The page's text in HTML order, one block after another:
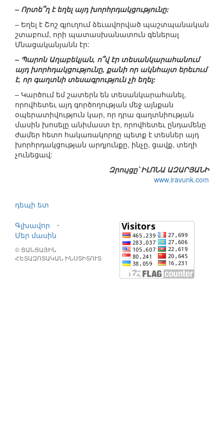
– Որտե՞ղ է եղել այդ խորհրդակցությունը:
– Եղել է Շոշ գյուղում ձեւավորված պաշտպանական
շտաբում, որի պատասխանատուն գեներալ
Մնացականյանն էր:
– Պարոն Աղաբեկյան, ո՞վ էր տեսանկարահանում
այդ խորհդակցությունը, քանի որ ակնհայտ երեւում
է, որ գաղտնի տեսագրություն չի եղել:
– Կարծում եմ շատերն են տեսանկարահանել,
որովհետեւ այդ գործողության մեջ այնքան
օպերատիվություն կար, որ դրա գաղտնիության
մասին խոսելը անիմաստ էր, որովհետեւ ընդամենը
ժամեր հետո հակառակորդը պետք է տեսներ այդ
խորհրդակցության արդյունքը, ինչը, ցավք, տեղի
չունեցավ:
Զրույցը՝ ԻԼՈՆԱ ԱԶԱՐՅԱՆԻ
www.iravunk.com
դեպի ետ
Գլխավոր
⋅
Մեր մասին
© ՑԱՆՑԱՅԻՆ
ՀԵՏԱԶՈՏԱԿԱՆ ԻՆՍՏԻՏՈՒՏ